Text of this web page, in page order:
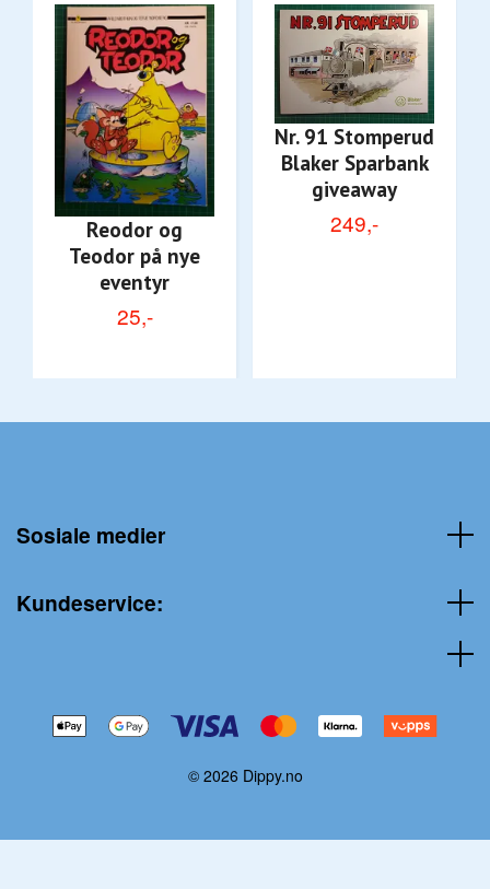
Reodor og
Teodor på nye
eventyr
25,-
Nr. 91 Stomperud
Blaker Sparbank
giveaway
249,-
Sosiale medier
Kundeservice:
© 2026 Dippy.no